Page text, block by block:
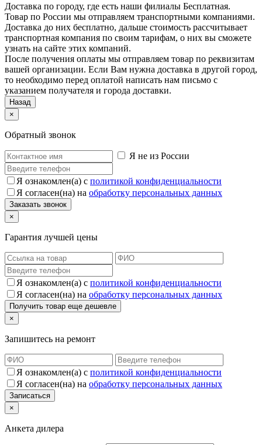
Доставка по городу, где есть наши филиалы Бесплатная.
Товар по России мы отправляем транспортными компаниями.
Доставка до них бесплатно, дальше стоимость рассчитывает
транспортная компания по своим тарифам, о них вы сможете
узнать на сайте этих компаний.
После получения оплаты мы отправляем товар по реквизитам
вашей организации. Если Вам нужна доставка в другой город,
то необходимо перед оплатой написать нам письмо с
указанием получателя и города доставки.
Назад
×
Обратный звонок
Я не из России
Я ознакомлен(а) с политикой конфиденциальности
Я согласен(на) на обработку персональных данных
×
Гарантия лучшей цены
Я ознакомлен(а) с политикой конфиденциальности
Я согласен(на) на обработку персональных данных
×
Запишитесь на ремонт
Я ознакомлен(а) с политикой конфиденциальности
Я согласен(на) на обработку персональных данных
×
Анкета дилера